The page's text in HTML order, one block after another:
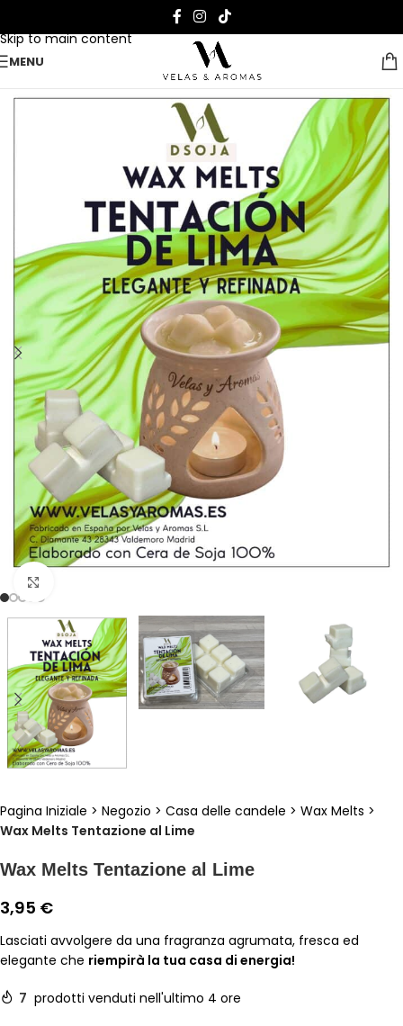
Skip to main content
MENU
Pagina Iniziale > Negozio > Casa delle candele > Wax Melts >
Wax Melts Tentazione al Lime
Wax Melts Tentazione al Lime
3,95 €
Lasciati avvolgere da una fragranza agrumata, fresca ed
elegante che riempirà la tua casa di energia!
7 prodotti venduti nell'ultimo 4 ore